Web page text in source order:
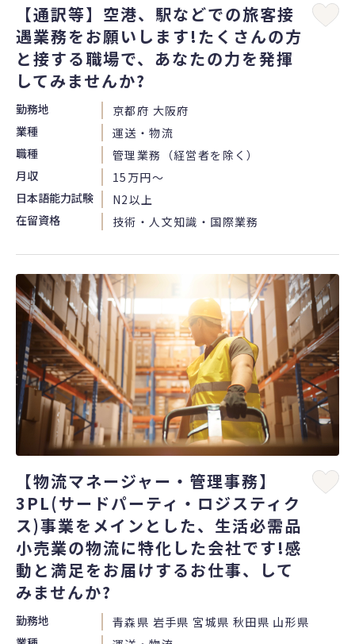
【通訳等】空港、駅などでの旅客接
遇業務をお願いします!たくさんの方
と接する職場で、あなたの力を発揮
してみませんか?
勤務地
京都府 大阪府
業種
運送・物流
職種
管理業務（経営者を除く）
月収
15万円〜
日本語能力試験
N2以上
在留資格
技術・人文知識・国際業務
【物流マネージャー・管理事務】
3PL(サードパーティ・ロジスティク
ス)事業をメインとした、生活必需品
小売業の物流に特化した会社です!感
動と満足をお届けするお仕事、して
みませんか?
勤務地
青森県 岩手県 宮城県 秋田県 山形県